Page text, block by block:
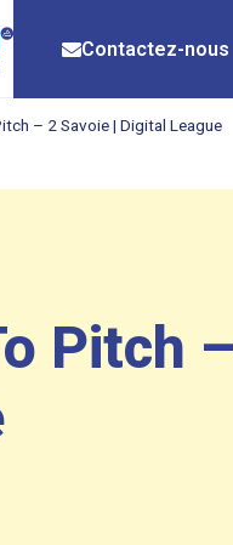
Contactez-nous
– 2 Savoie | Digital League
Pitch